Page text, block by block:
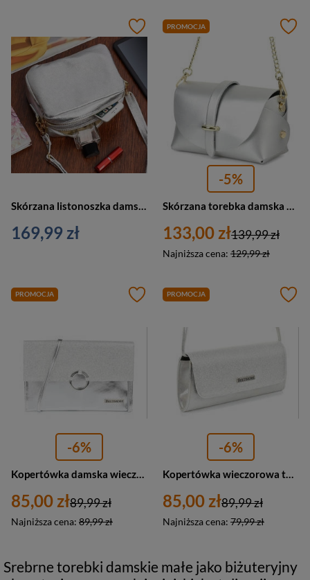
Skórzana listonoszka damska na ramię srebrna - Vera Pelle P10
169,99 zł
PROMOCJA
-5%
Skórzana torebka damska wieczorowa na łańcuszku srebrna P45
133,00 zł
Najniższa cena: 129,99 zł
139,99 zł
PROMOCJA
-6%
85,00 zł
Najniższa cena: 89,99 zł
89,99 zł
PROMOCJA
-6%
85,00 zł
Najniższa cena: 79,99 zł
89,99 zł
Srebrne torebki damskie małe jako biżuteryjny